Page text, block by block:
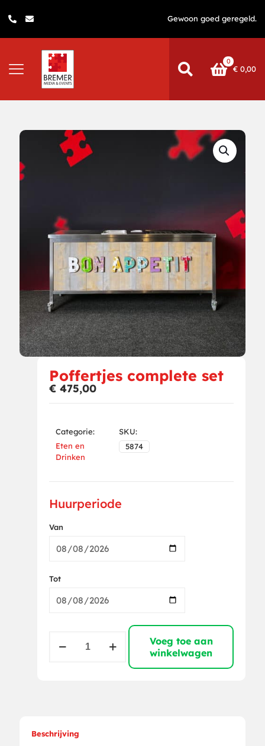
Gewoon goed geregeld.
0
€ 0,00
Poffertjes complete set
€ 475,00
Categorie:
Eten en
Drinken
SKU:
5874
Huurperiode
Van
Tot
complete
Voeg toe aan
winkelwagen
Beschrijving